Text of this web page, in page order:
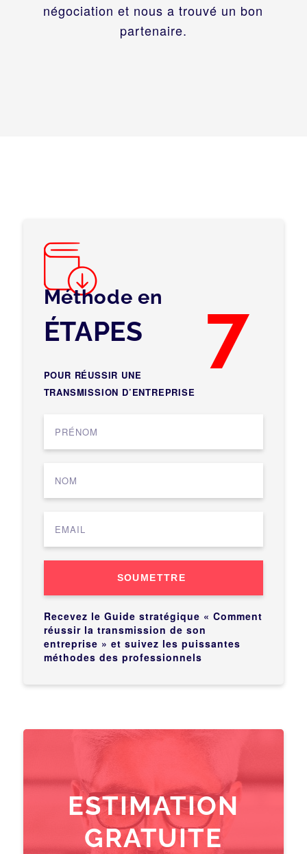
négociation et nous a trouvé un bon
partenaire.
Méthode en 7
ÉTAPES
POUR RÉUSSIR UNE
TRANSMISSION D’ENTREPRISE
SOUMETTRE
Recevez le Guide stratégique « Comment
réussir la transmission de son
entreprise » et suivez les puissantes
méthodes des professionnels
ESTIMATION
GRATUITE